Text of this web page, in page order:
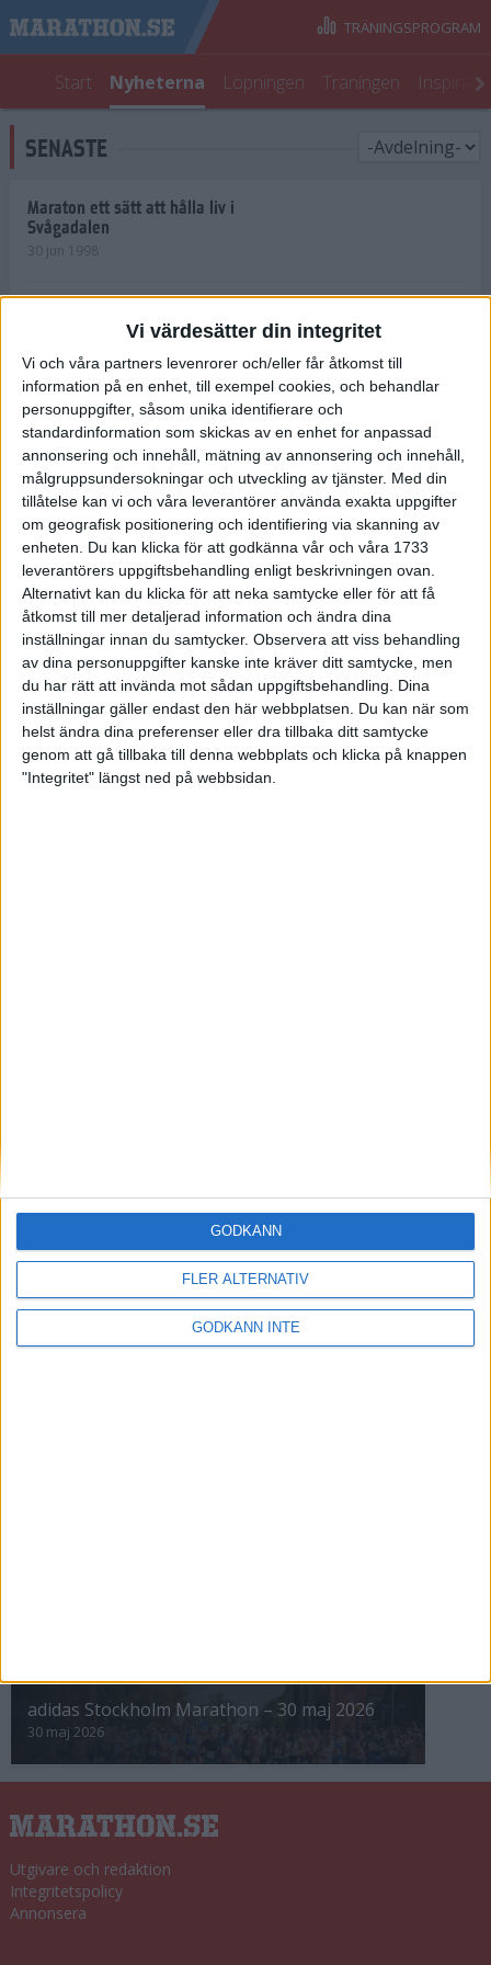
Vi värdesätter din integritet
Vi och våra partners levenrorer och/eller får åtkomst till
information på en enhet, till exempel cookies, och behandlar
personuppgifter, såsom unika identifierare och
standardinformation som skickas av en enhet for anpassad
annonsering och innehåll, mätning av annonsering och innehåll,
målgruppsundersokningar och utveckling av tjänster. Med din
tillåtelse kan vi och våra leverantörer använda exakta uppgifter
om geografisk positionering och identifiering via skanning av
enheten. Du kan klicka för att godkänna vår och våra 1733
leverantörers uppgiftsbehandling enligt beskrivningen ovan.
Alternativt kan du klicka för att neka samtycke eller för att få
åtkomst till mer detaljerad information och ändra dina
inställningar innan du samtycker. Observera att viss behandling
av dina personuppgifter kanske inte kräver ditt samtycke, men
du har rätt att invända mot sådan uppgiftsbehandling. Dina
inställningar gäller endast den här webbplatsen. Du kan när som
helst ändra dina preferenser eller dra tillbaka ditt samtycke
genom att gå tillbaka till denna webbplats och klicka på knappen
"Integritet" längst ned på webbsidan.
FLER ALTERNATIV
GODKÄNN INTE
GODKÄNN
Start Nyheterna Löpningen Träningen
TRÄNINGSPROGRAM
SENASTE
Maraton ett sätt att hålla liv i
Svågadalen
30 jun 1998
Norrlänningar firade semester i
Strängnäs
28 jun 1998
Maratonlöparna bäst i Trosa
I år fick Andervang kransen
27 jun 1998
Intresset ökar för Lidingöloppet
26 jun 1998
Värmemara
väntarvärldsmästaraspiranter
24 jun 1998
ASIEN
Berlin Marathon - ett lopp genom
8 okt 1995• Arkiv• Reseberättelser från
adidas Stockholm Marathon – 30 maj 2026
30 maj 2026
Utgivare och redaktion
Integritetspolicy
Annonsera